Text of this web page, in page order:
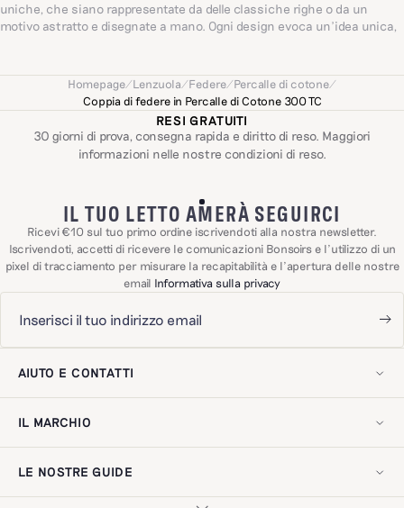
uniche, che siano rappresentate da delle classiche righe o da un
motivo astratto e disegnate a mano. Ogni design evoca un’idea unica,
Homepage/Lenzuola/Federe/Percalle di cotone/
Coppia di federe in Percalle di Cotone 300 TC
RESI GRATUITI
30 giorni di prova, consegna rapida e diritto di reso. Maggiori
informazioni nelle nostre condizioni di reso.
IL TUO LETTO AMERÀ SEGUIRCI
Ricevi €10 sul tuo primo ordine iscrivendoti alla nostra newsletter.
Iscrivendoti, accetti di ricevere le comunicazioni Bonsoirs e l'utilizzo di un
pixel di tracciamento per misurare la recapitabilità e l'apertura delle nostre
email Informativa sulla privacy
AIUTO E CONTATTI
Contattaci!
Spedizioni e resi
Domande frequenti
Recensioni dei clienti
Informativa sulla privacy
IL MARCHIO
Il nostro savoir-faire
Il nostro impegno
Gift card digitale
LE NOSTRE GUIDE